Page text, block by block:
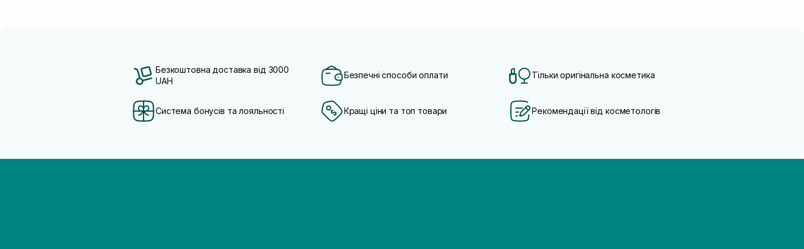
Безкоштовна доставка від 3000
UAH
Безпечні способи оплати Тільки оригінальна косметика
Система бонусів та лояльності Кращі ціни та топ товари Рекомендації від косметологів